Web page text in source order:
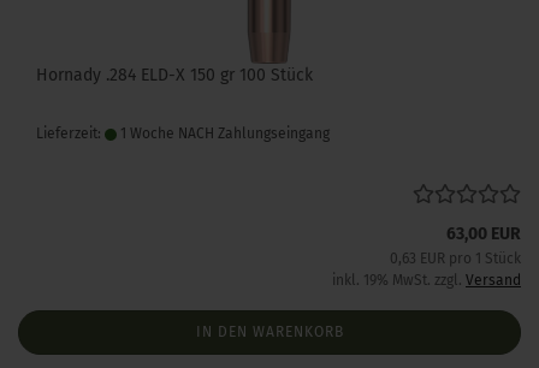
Hornady .284 ELD-X 150 gr 100 Stück
Lieferzeit: 1 Woche NACH Zahlungseingang
63,00 EUR
0,63 EUR pro 1 Stück
inkl. 19% MwSt. zzgl. Versand
IN DEN WARENKORB